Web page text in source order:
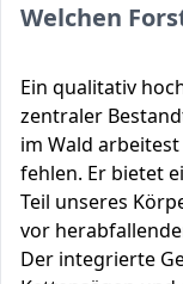
Welchen
Ein qualitativ
zentraler
im Wald
fehlen. Er bietet
Teil unseres
vor
Der integrierte